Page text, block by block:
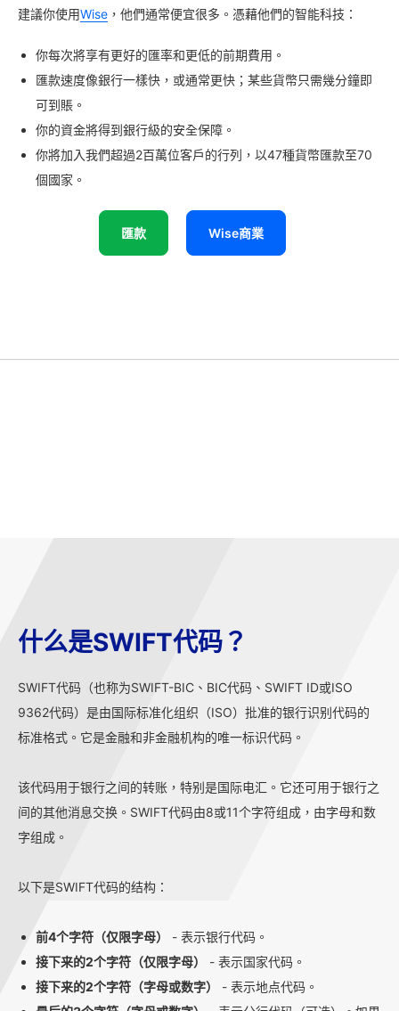
建議你使用Wise ，他們通常便宜很多。憑藉他們的智能科技：
你每次將享有更好的匯率和更低的前期費用。
匯款速度像銀行一樣快，或通常更快；某些貨幣只需幾分鐘即
可到賬。
你的資金將得到銀行級的安全保障。
你將加入我們超過2百萬位客戶的行列，以47種貨幣匯款至70
個國家。
匯款 Wise商業
什么是SWIFT代码？
SWIFT代码（也称为SWIFT-BIC、BIC代码、SWIFT ID或ISO
9362代码）是由国际标准化组织（ISO）批准的银行识别代码的
标准格式。它是金融和非金融机构的唯一标识代码。
该代码用于银行之间的转账，特别是国际电汇。它还可用于银行之
间的其他消息交换。SWIFT代码由8或11个字符组成，由字母和数
字组成。
以下是SWIFT代码的结构：
前4个字符（仅限字母）
- 表示银行代码。
接下来的2个字符（仅限字母）
- 表示国家代码。
接下来的2个字符（字母或数字）
- 表示地点代码。